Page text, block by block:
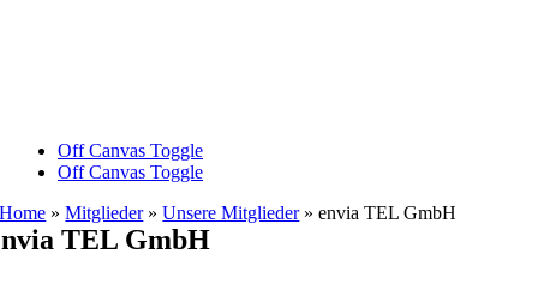
Off Canvas Toggle
Off Canvas Toggle
Home »Mitglieder»Unsere Mitglieder»envia TEL GmbH
TEL GmbH